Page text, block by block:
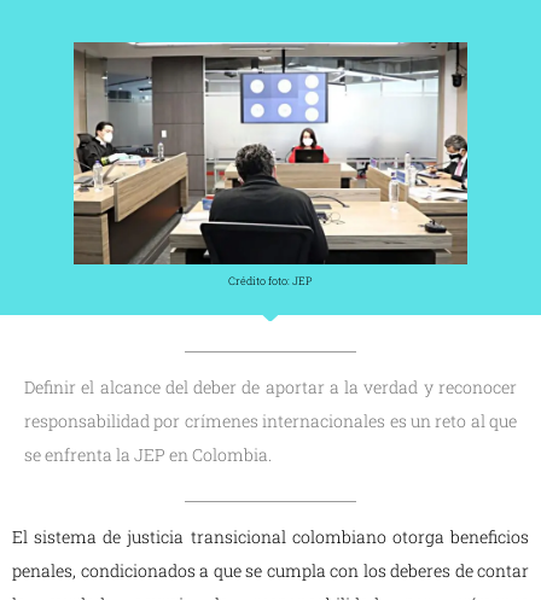
Crédito foto: JEP
Definir el alcance del deber de aportar a la verdad y reconocer
responsabilidad por crímenes internacionales es un reto al que
se enfrenta la JEP en Colombia.
El sistema de justicia transicional colombiano otorga beneficios
penales, condicionados a que se cumpla con los deberes de contar